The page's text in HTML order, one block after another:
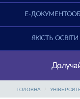
Е-
ЯКІСТЬ ОСВІТИ
ГОЛОВНА